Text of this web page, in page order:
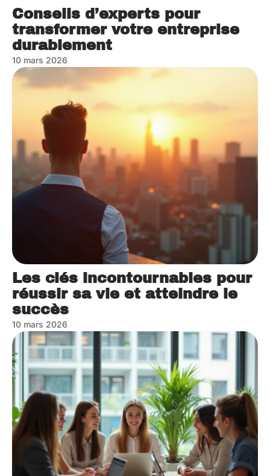
Conseils d’experts pour
transformer votre entreprise
durablement
10 mars 2026
Les clés incontournables pour
réussir sa vie et atteindre le
succès
10 mars 2026